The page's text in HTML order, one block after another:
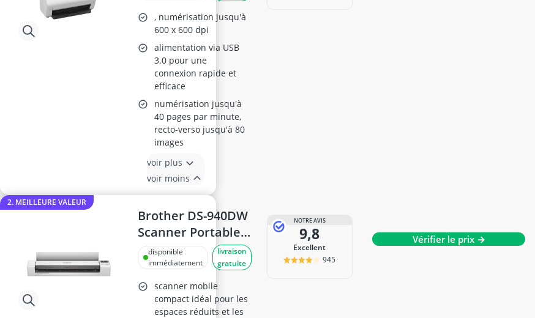
, numérisation jusqu'à
600 x 600 dpi
alimentation via USB
3.0 pour une
connexion rapide et
efficace
numérisation jusqu'à
40 pages par minute,
recto-verso jusqu'à 80
images
voir plus
voir moins
2. MEILLEURE VALEUR
Brother DS-940DW
Scanner Portable
A4disponible
immédiatement
livraison
gratuite
scanner mobile
compact idéal pour les
espaces réduits et les
NOTRE AVIS
9,8
Excellent
945
Vérifier le prix →